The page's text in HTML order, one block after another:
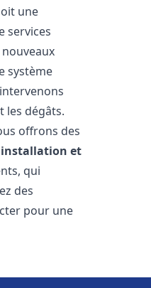
une
services
système
les dégâts.
offrons des
installation et
qui
des
pour une